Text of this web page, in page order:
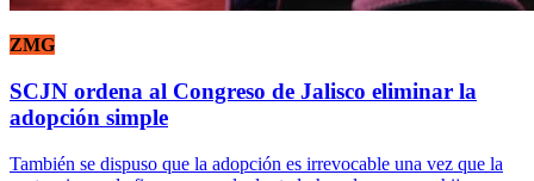
ZMG
SCJN ordena al Congreso de Jalisco eliminar la
adopción simple
También se dispuso que la adopción es irrevocable una vez que la